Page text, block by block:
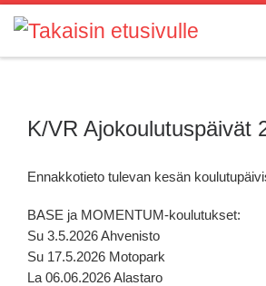
Skip to content
K/VR Ajokoulutuspäivät
Ennakkotieto tulevan kesän
BASE ja MOMENTUM-koulutukset:
Su 3.5.2026 Ahvenisto
Su 17.5.2026 Motopark
La 06.06.2026 Alastaro